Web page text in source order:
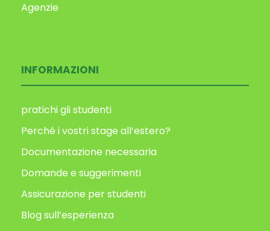
Agenzie
INFORMAZIONI
pratichi gli studenti
Perché i vostri stage all’estero?
Documentazione necessaria
Domande e suggerimenti
Assicurazione per studenti
Blog sull’esperienza